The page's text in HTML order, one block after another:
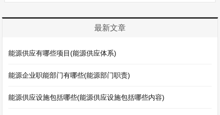
最新文章
能源供应有哪些项目(能源供应体系)
能源企业职能部门有哪些(能源部门职责)
能源供应设施包括哪些(能源供应设施包括哪些内容)